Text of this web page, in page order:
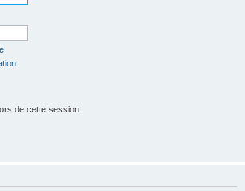
de cette session